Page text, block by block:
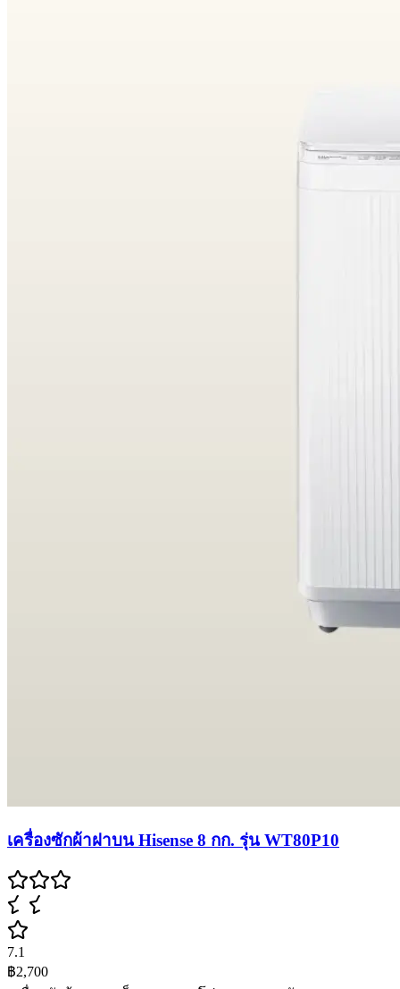
เครื่องซักผ้าฝาบน Hisense 8 กก. รุ่น WT80P10
7.1
฿2,700